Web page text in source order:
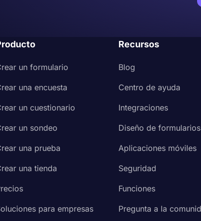
que ha recopilado en tiempo real. Si está
cuestionario, puede compartir fácilmente las
un formulario
una encuesta
un cuestionario
un sondeo
una prueba
una tienda
para empresas
Recursos
Blog
Centro de ayuda
Integraciones
Diseño de formularios
Aplicaciones móviles
Seguridad
Funciones
Pregunta a la